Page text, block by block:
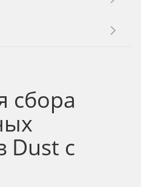
сбора
Dust с